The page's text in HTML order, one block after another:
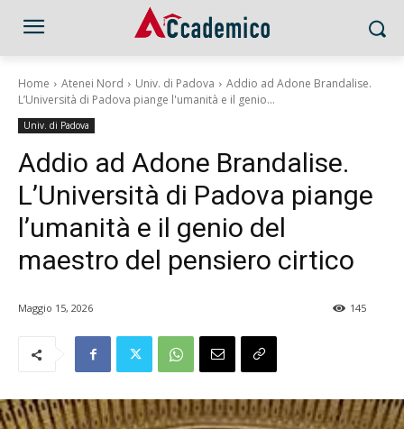
Home Atenei Nord Univ. di Padova
Addio ad Adone Brandalise.
L’Università di Padova piange l'umanità e il genio...
Univ. di Padova
Addio ad Adone Brandalise.
L’Università di Padova piange
l’umanità e il genio del
maestro del pensiero cirtico
Maggio 15, 2026 145